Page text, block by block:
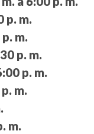
p. m.
m.
p. m.
p. m.
m.
m.